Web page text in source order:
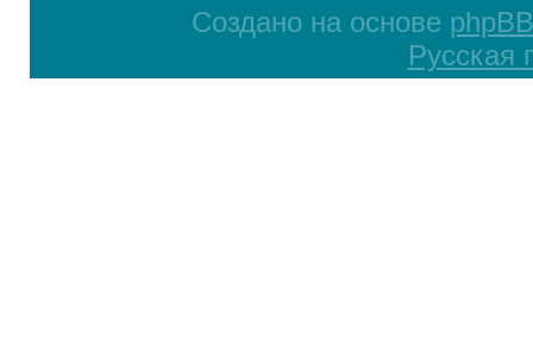
Создано на основе phpBB
Русская